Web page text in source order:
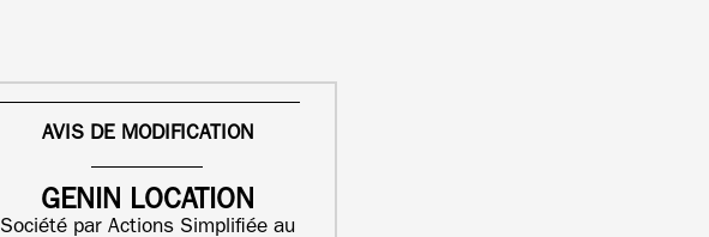
AVIS DE MODIFICATION
GENIN LOCATION
Société par Actions Simplifiée au